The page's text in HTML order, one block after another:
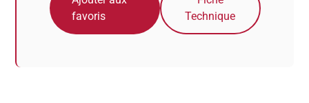
favoris
Technique